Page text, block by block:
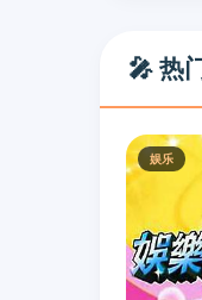
🎤 热
娱乐